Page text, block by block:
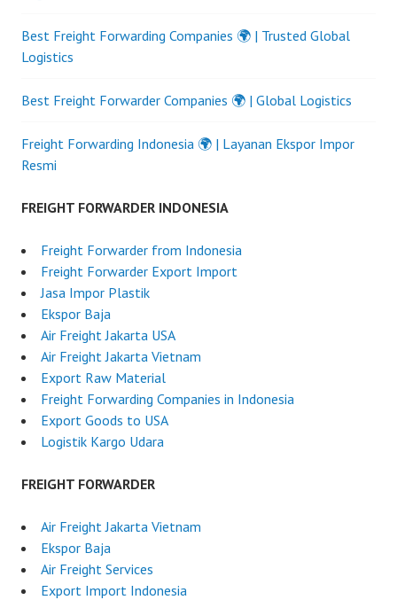
Best Freight Forwarding Companies 🌍 | Trusted Global
Logistics
Best Freight Forwarder Companies 🌍 | Global Logistics
Freight Forwarding Indonesia 🌍 | Layanan Ekspor Impor
Resmi
FREIGHT FORWARDER INDONESIA
Freight Forwarder from Indonesia
Freight Forwarder Export Import
Jasa Impor Plastik
Ekspor Baja
Air Freight Jakarta USA
Air Freight Jakarta Vietnam
Export Raw Material
Freight Forwarding Companies in Indonesia
Export Goods to USA
Logistik Kargo Udara
FREIGHT FORWARDER
Air Freight Jakarta Vietnam
Ekspor Baja
Air Freight Services
Export Import Indonesia